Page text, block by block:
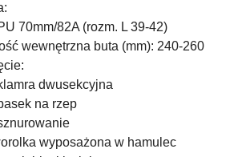
70mm/82A (rozm. L 39-42)
wewnętrzna buta (mm): 240-260
dwusekcyjna
na rzep
wyposażona w hamulec